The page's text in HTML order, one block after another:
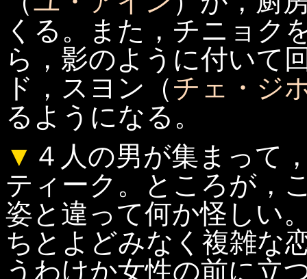
くる。また，チニョク
ら，影のように付いて
ド，スヨン（チェ・ジ
るようになる。
▼ ４人の男が集まって
ティーク。ところが，
姿と違って何か怪しい
ちとよどみなく複雑な
うわけか女性の前に立